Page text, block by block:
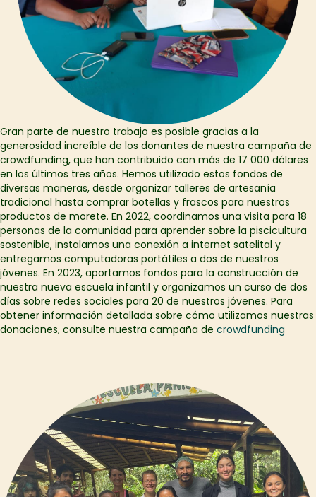
Gran parte de nuestro trabajo es posible gracias a la
generosidad increíble de los donantes de nuestra campaña de
crowdfunding, que han contribuido con más de 17 000 dólares
en los últimos tres años. Hemos utilizado estos fondos de
diversas maneras, desde organizar talleres de artesanía
tradicional hasta comprar botellas y frascos para nuestros
productos de morete. En 2022, coordinamos una visita para 18
personas de la comunidad para aprender sobre la piscicultura
sostenible, instalamos una conexión a internet satelital y
entregamos computadoras portátiles a dos de nuestros
jóvenes. En 2023, aportamos fondos para la construcción de
nuestra nueva escuela infantil y organizamos un curso de dos
días sobre redes sociales para 20 de nuestros jóvenes. Para
obtener información detallada sobre cómo utilizamos nuestras
donaciones, consulte nuestra campaña de crowdfunding